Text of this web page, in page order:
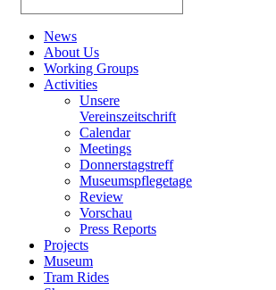
News
About Us
Working Groups
Activities
Unsere
Vereinszeitschrift
Calendar
Meetings
Donnerstagstreff
Museumspflegetage
Review
Vorschau
Press Reports
Projects
Museum
Tram Rides